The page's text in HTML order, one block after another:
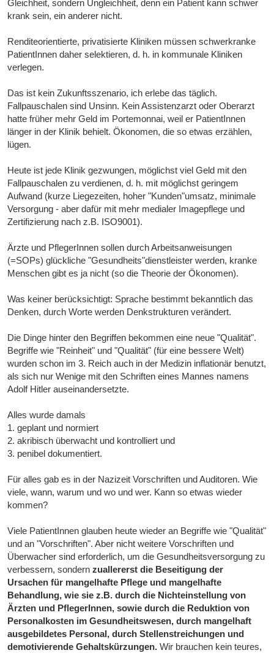
Gleichheit, sondern Ungleichheit, denn ein Patient kann schwer
krank sein, ein anderer nicht.
Renditeorientierte, privatisierte Kliniken müssen schwerkranke
PatientInnen daher selektieren, d. h. in kommunale Kliniken
verlegen.
Das ist kein Zukunftsszenario, ich erlebe das täglich.
Fallpauschalen sind Unsinn. Kein Assistenzarzt oder Oberarzt
hatte früher mehr Geld im Portemonnai, weil er PatientInnen
länger in der Klinik behielt. Ökonomen, die so etwas erzählen,
lügen.
Heute ist jede Klinik gezwungen, möglichst viel Geld mit den
Fallpauschalen zu verdienen, d. h. mit möglichst geringem
Aufwand (kurze Liegezeiten, hoher "Kunden"umsatz, minimale
Versorgung - aber dafür mit mehr medialer Imagepflege und
Zertifizierung nach z.B. ISO9001).
Ärzte und PflegerInnen sollen durch Arbeitsanweisungen
(=SOPs) glückliche "Gesundheits"dienstleister werden, kranke
Menschen gibt es ja nicht (so die Theorie der Ökonomen).
Was keiner berücksichtigt: Sprache bestimmt bekanntlich das
Denken, durch Worte werden Denkstrukturen verändert.
Die Dinge hinter den Begriffen bekommen eine neue "Qualität".
Begriffe wie "Reinheit" und "Qualität" (für eine bessere Welt)
wurden schon im 3. Reich auch in der Medizin inflationär benutzt,
als sich nur Wenige mit den Schriften eines Mannes namens
Adolf Hitler auseinandersetzte.
Alles wurde damals
1. geplant und normiert
2. akribisch überwacht und kontrolliert und
3. penibel dokumentiert.
Für alles gab es in der Nazizeit Vorschriften und Auditoren. Wie
viele, wann, warum und wo und wer. Kann so etwas wieder
kommen?
Viele PatientInnen glauben heute wieder an Begriffe wie "Qualität"
und an "Vorschriften". Aber nicht weitere Vorschriften und
Überwacher sind erforderlich, um die Gesundheitsversorgung zu
verbessern, sondernzuallererst die Beseitigung der
Ursachen für mangelhafte Pflege und mangelhafte
Behandlung, wie sie z.B. durch die Nichteinstellung von
Ärzten und PflegerInnen, sowie durch die Reduktion von
Personalkosten im Gesundheitswesen, durch mangelhaft
ausgebildetes Personal, durch Stellenstreichungen und
demotivierende Gehaltskürzungen. Wir brauchen kein teures,